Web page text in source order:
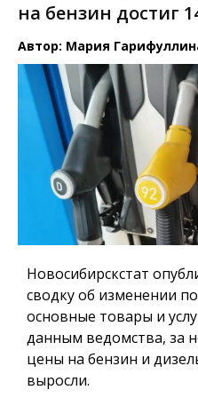
на бензин достиг
Автор: Мария
Новосибирскстат
сводку об изменении
основные товары и
данным ведомства, за
цены на бензин и
выросли.